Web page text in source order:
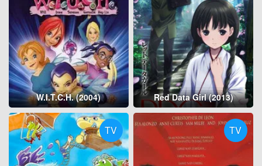
W.I.T.C.H. (2004) Red Data Girl (2013)
TV TV